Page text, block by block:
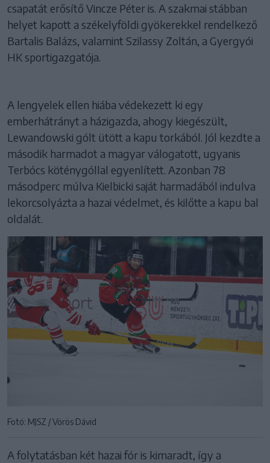
csapatát erősítő Vincze Péter is. A szakmai stábban
helyet kapott a székelyföldi gyökerekkel rendelkező
Bartalis Balázs, valamint Szilassy Zoltán, a Gyergyói
HK sportigazgatója.
A lengyelek ellen hiába védekezett ki egy
emberhátrányt a házigazda, ahogy kiegészült,
Lewandowski gólt ütött a kapu torkából. Jól kezdte a
második harmadot a magyar válogatott, ugyanis
Terbócs köténygóllal egyenlített. Azonban 78
másodperc múlva Kielbicki saját harmadából indulva
lekorcsolyázta a hazai védelmet, és kilőtte a kapu bal
oldalát.
Fotó: MJSZ / Vörös Dávid
A folytatásban két hazai fór is kimaradt, így a